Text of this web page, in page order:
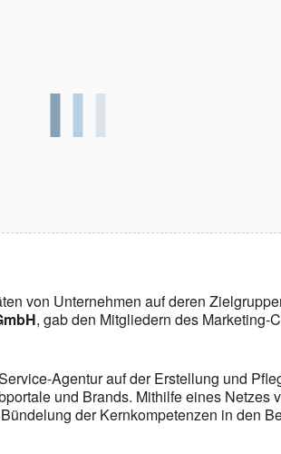
von Unternehmen auf deren
, gab den Mitgliedern des Marketing-
Agentur auf der Erstellung und
und Brands. Mithilfe eines
der Kernkompetenzen in den